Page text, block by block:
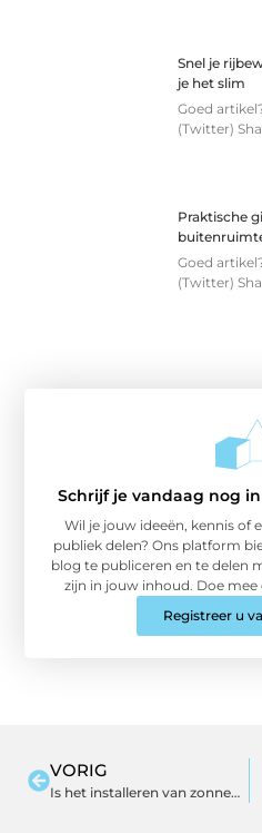
Snel je
je het slim
Goed
(Twitter)
Praktische
Goed
(Twitter)
Schrijf je vandaag nog
Wil je jouw ideeën, kennis of
publiek delen? Ons platform
blog te publiceren en te delen
zijn in jouw inhoud. Doe
Registreer u
VORIG
Is het installeren van zonnepanelen de moeite waard?